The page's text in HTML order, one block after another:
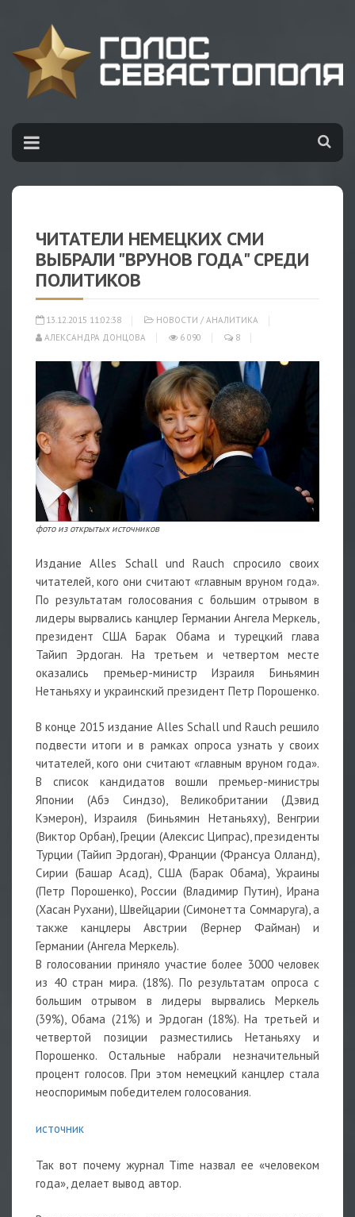
ЧИТАТЕЛИ НЕМЕЦКИХ СМИ
ВЫБРАЛИ "ВРУНОВ ГОДА" СРЕДИ
ПОЛИТИКОВ
13.12.2015 11:02:38 НОВОСТИ / АНАЛИТИКА
АЛЕКСАНДРА ДОНЦОВА
6 090 8
фото из открытых источников
Издание Alles Schall und Rauch спросило своих
читателей, кого они считают «главным вруном года».
По результатам голосования с большим отрывом в
лидеры вырвались канцлер Германии Ангела Меркель,
президент США Барак Обама и турецкий глава
Тайип Эрдоган. На третьем и четвертом месте
оказались премьер-министр Израиля Биньямин
Нетаньяху и украинский президент Петр Порошенко.
В конце 2015 издание Alles Schall und Rauch решило
подвести итоги и в рамках опроса узнать у своих
читателей, кого они считают «главным вруном года».
В список кандидатов вошли премьер-министры
Японии (Абэ Синдзо), Великобритании (Дэвид
Кэмерон), Израиля (Биньямин Нетаньяху), Венгрии
(Виктор Орбан), Греции (Алексис Ципрас), президенты
Турции (Тайип Эрдоган), Франции (Франсуа Олланд),
Сирии (Башар Асад), США (Барак Обама), Украины
(Петр Порошенко), России (Владимир Путин), Ирана
(Хасан Рухани), Швейцарии (Симонетта Соммаруга), а
также канцлеры Австрии (Вернер Файман) и
Германии (Ангела Меркель).
В голосовании приняло участие более 3000 человек
из 40 стран мира. (18%). По результатам опроса с
большим отрывом в лидеры вырвались Меркель
(39%), Обама (21%) и Эрдоган (18%). На третьей и
четвертой позиции разместились Нетаньяху и
Порошенко. Остальные набрали незначительный
процент голосов. При этом немецкий канцлер стала
неоспоримым победителем голосования.
источник
Так вот почему журнал Time назвал ее «человеком
года», делает вывод автор.